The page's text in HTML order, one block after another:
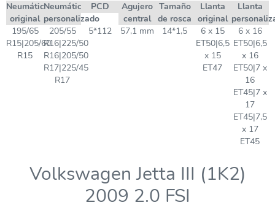
Neumático
original
Neumático
personalizado
PCD
Agujero
central
Tamaño
de rosca
Llanta
original
Llanta
195/65
R15|205/60
R15
205/55
R16|225/50
R16|205/50
R17|225/45
R17
5*112 57,1 mm 14*1,5
6 x 15
ET50|6,5
x 15
ET47
6 x 16
ET50|6,5
x 16
ET50|7 x
16
ET45|7 x
17
ET45|7,5
x 17
ET45
Volkswagen Jetta III (1K2)
2009 2.0 FSI